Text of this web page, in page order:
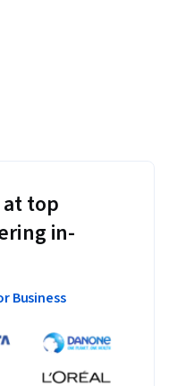
top
in-
Business